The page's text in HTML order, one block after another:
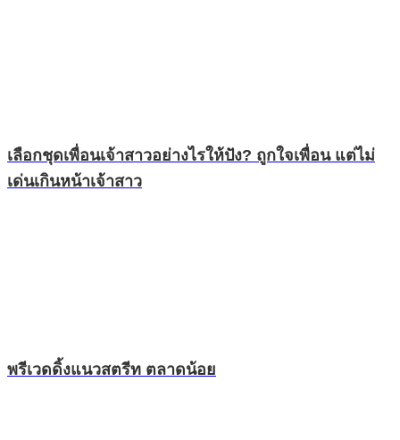
เลือกชุดเพื่อนเจ้าสาวอย่างไรให้ปัง? ถูกใจเพื่อน แต่ไม่
เด่นเกินหน้าเจ้าสาว
พรีเวดดิ้งแนวสตรีท ตลาดน้อย